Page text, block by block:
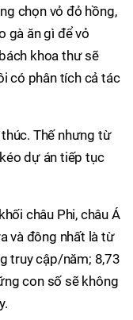
chọn vỏ đỏ hồng,
gà ăn gì để vỏ
khoa thư sẽ
có phân tích cả tác
Thế nhưng từ
dự án tiếp tục
châu Phi, châu Á
và đông nhất là từ
truy cập/năm; 8,73
con số sẽ không